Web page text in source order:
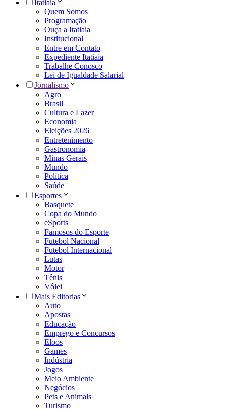
Itatiaia
Quem Somos
Programação
Ouça a Itatiaia
Institucional
Entre em Contato
Expediente Itatiaia
Trabalhe Conosco
Lei de Igualdade Salarial
Jornalismo
Agro
Brasil
Cultura e Lazer
Economia
Eleições 2026
Entretenimento
Gastronomia
Minas Gerais
Mundo
Política
Saúde
Esportes
Basquete
Copa do Mundo
eSports
Famosos do Esporte
Futebol Nacional
Futebol Internacional
Lutas
Motor
Tênis
Vôlei
Mais Editorias
Auto
Apostas
Educação
Emprego e Concursos
Eloos
Games
Indústria
Jogos
Meio Ambiente
Negócios
Pets e Animais
Turismo